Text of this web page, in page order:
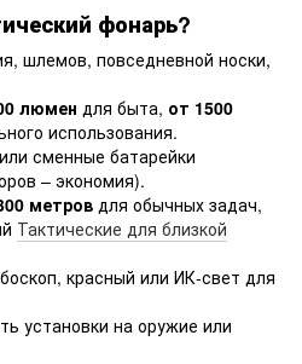
фонарь?
шлемов, повседневной носки,
люмен для быта, от 1500
использования.
сменные батарейки
– экономия).
метров для обычных задач,
Тактические для близкой
красный или ИК-свет для
установки на оружие или